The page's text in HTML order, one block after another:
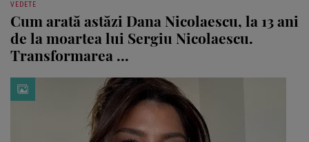
VEDETE
Cum arată astăzi Dana Nicolaescu, la 13 ani
de la moartea lui Sergiu Nicolaescu.
Transformarea ...